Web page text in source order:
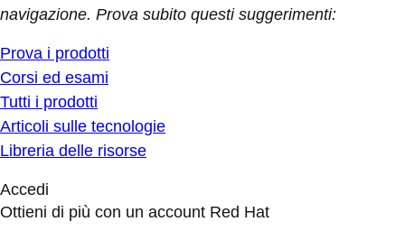
navigazione. Prova subito questi suggerimenti:
Prova i prodotti
Corsi ed esami
Tutti i prodotti
Articoli sulle tecnologie
Libreria delle risorse
Accedi
Ottieni di più con un account Red Hat